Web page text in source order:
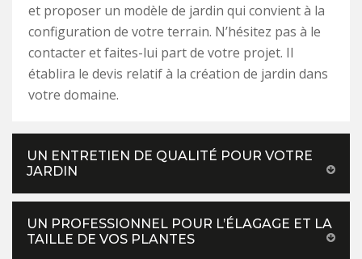
et proposer un modèle de jardin qui convient à la
configuration de votre terrain. N’hésitez pas à le
contacter et faites-lui part de votre projet. Il
établira le devis relatif à la création de jardin dans
votre domaine.
UN ENTRETIEN DE QUALITÉ POUR VOTRE
JARDIN
UN PROFESSIONNEL POUR L’ÉLAGAGE ET LA
TAILLE DE VOS PLANTES